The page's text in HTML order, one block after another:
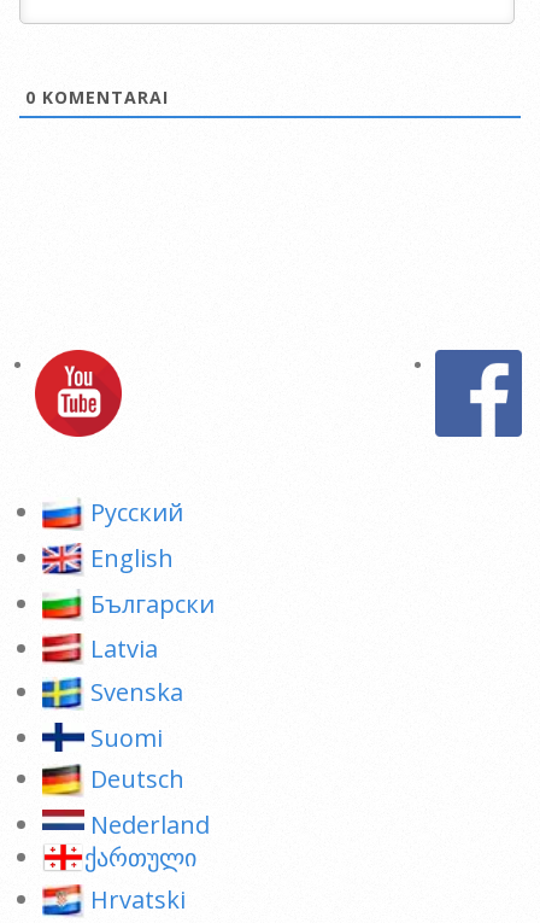
0 KOMENTARAI
Pусский
English
Български
Latvia
Svenska
Suomi
Deutsch
Nederland
ქართული
Hrvatski